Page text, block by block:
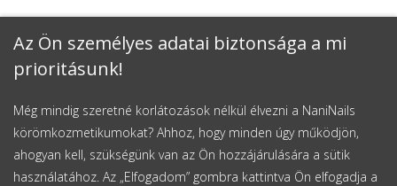
Az Ön személyes adatai biztonsága a mi
prioritásunk!
Még mindig szeretné korlátozások nélkül élvezni a NaniNails
körömkozmetikumokat? Ahhoz, hogy minden úgy működjön,
ahogyan kell, szükségünk van az Ön hozzájárulására a sütik
használatához. Az „Elfogadom” gombra kattintva Ön elfogadja a